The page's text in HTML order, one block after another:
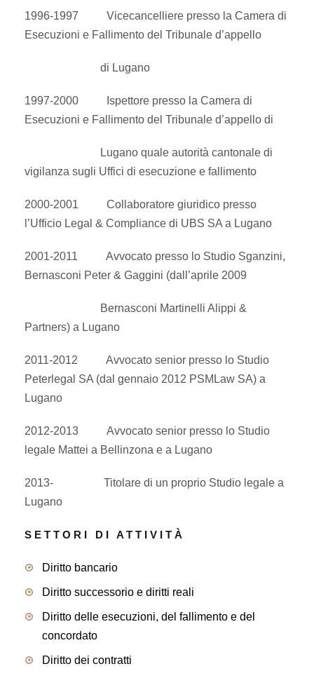
1996-1997 Vicecancelliere presso la Camera di
Esecuzioni e Fallimento del Tribunale d’appello
di Lugano
1997-2000 Ispettore presso la Camera di
Esecuzioni e Fallimento del Tribunale d’appello di
Lugano quale autorità cantonale di
vigilanza sugli Uffici di esecuzione e fallimento
2000-2001 Collaboratore giuridico presso
l’Ufficio Legal & Compliance di UBS SA a Lugano
2001-2011 Avvocato presso lo Studio Sganzini,
Bernasconi Peter & Gaggini (dall’aprile 2009
Bernasconi Martinelli Alippi &
Partners) a Lugano
2011-2012 Avvocato senior presso lo Studio
Peterlegal SA (dal gennaio 2012 PSMLaw SA) a
Lugano
2012-2013 Avvocato senior presso lo Studio
legale Mattei a Bellinzona e a Lugano
2013- Titolare di un proprio Studio legale a
Lugano
SETTORI DI ATTIVITÀ
Diritto bancario
Diritto successorio e diritti reali
Diritto delle esecuzioni, del fallimento e del
concordato
Diritto dei contratti